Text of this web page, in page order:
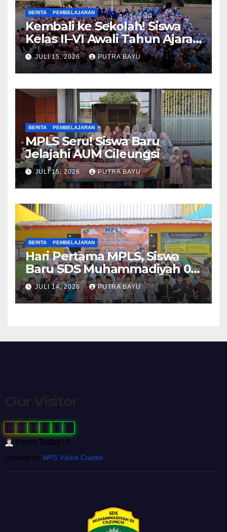
BERITA PEMBELAJARAN
Kembali ke Sekolah! Siswa
Kelas II–VI Awali Tahun Ajaran
Baru
JULI 15, 2026 PUTRA BAYU
BERITA PEMBELAJARAN
MPLS Seru! Siswa Baru
Jelajahi AUM Cileungsi
JULI 15, 2026 PUTRA BAYU
BERITA PEMBELAJARAN
Hari Pertama MPLS, Siswa
Baru SDS Muhammadiyah 03
Cileungsi Antusias Ikuti
Berbagai Kegiatan
Pengenalan Sekolah
JULI 14, 2026 PUTRA BAYU
0 0 5
Users Today : 6
Powered By WPS Visitor Counter